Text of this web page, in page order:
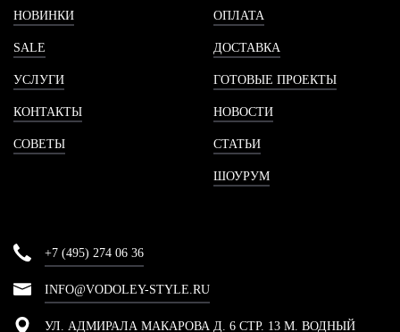
НОВИНКИ
SALE
УСЛУГИ
КОНТАКТЫ
СОВЕТЫ
ОПЛАТА
ДОСТАВКА
ГОТОВЫЕ ПРОЕКТЫ
НОВОСТИ
СТАТЬИ
ШОУРУМ
+7 (495) 274 06 36
INFO@VODOLEY-STYLE.RU
УЛ. АДМИРАЛА МАКАРОВА Д. 6 СТР. 13 М. ВОДНЫЙ